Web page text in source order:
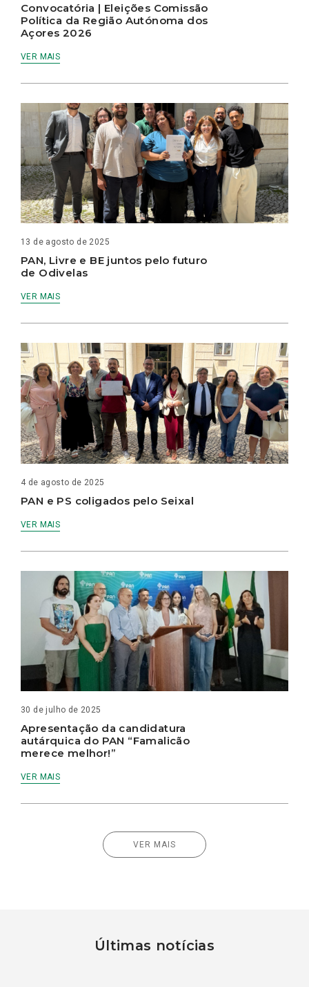
Convocatória | Eleições Comissão
Política da Região Autónoma dos
Açores 2026
VER MAIS
13 de agosto de 2025
PAN, Livre e BE juntos pelo futuro
de Odivelas
VER MAIS
4 de agosto de 2025
PAN e PS coligados pelo Seixal
VER MAIS
30 de julho de 2025
Apresentação da candidatura
autárquica do PAN “Famalicão
merece melhor!”
VER MAIS
VER MAIS
Últimas notícias